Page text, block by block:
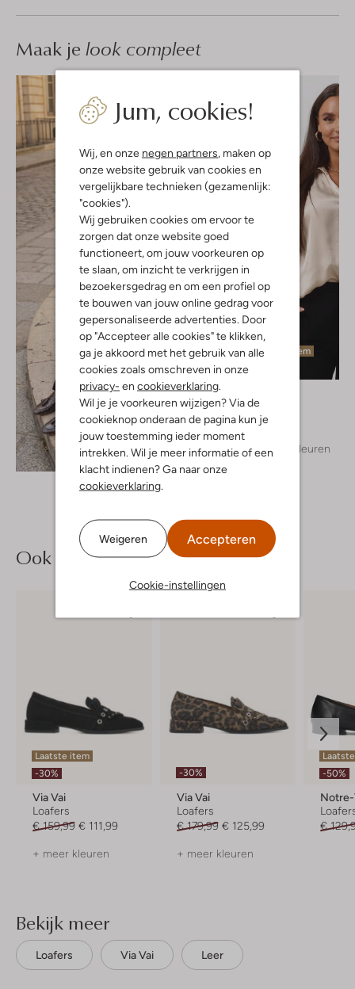
Jum, cookies!
Wij, en onze negen partners, maken op
onze website gebruik van cookies en
vergelijkbare technieken (gezamenlijk:
"cookies").
Wij gebruiken cookies om ervoor te
zorgen dat onze website goed
functioneert, om jouw voorkeuren op
te slaan, om inzicht te verkrijgen in
bezoekersgedrag en om een profiel op
te bouwen van jouw online gedrag voor
gepersonaliseerde advertenties. Door
op "Accepteer alle cookies" te klikken,
ga je akkoord met het gebruik van alle
cookies zoals omschreven in onze
privacy- en cookieverklaring.
Wil je je voorkeuren wijzigen? Via de
cookieknop onderaan de pagina kun je
jouw toestemming ieder moment
intrekken. Wil je meer informatie of een
klacht indienen? Ga naar onze
cookieverklaring.
Weigeren Accepteren
Cookie-instellingen
Maak je look compleet
Ontdek de look
Laatste item
Blouse
€ 119,99
+ meer kleuren
Ook iets voor jou?
Laatste item
-30%
Via Vai
Loafers
€ 159,99 € 111,99
+ meer kleuren
-30%
Via Vai
Loafers
€ 179,99 € 125,99
+ meer kleuren
-50%
€
Bekijk meer
Loafers Via Vai Leer